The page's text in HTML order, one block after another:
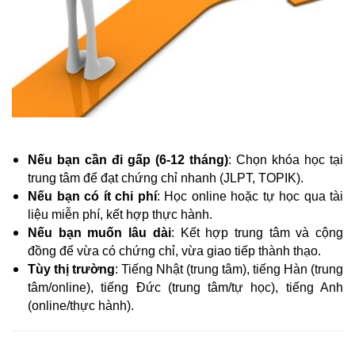
Nếu bạn cần đi gấp (6-12 tháng): Chọn khóa học tại
trung tâm để đạt chứng chỉ nhanh (JLPT, TOPIK).
Nếu bạn có ít chi phí: Học online hoặc tự học qua tài
liệu miễn phí, kết hợp thực hành.
Nếu bạn muốn lâu dài: Kết hợp trung tâm và cộng
đồng để vừa có chứng chỉ, vừa giao tiếp thành thạo.
Tùy thị trường: Tiếng Nhật (trung tâm), tiếng Hàn (trung
tâm/online), tiếng Đức (trung tâm/tự học), tiếng Anh
(online/thực hành).